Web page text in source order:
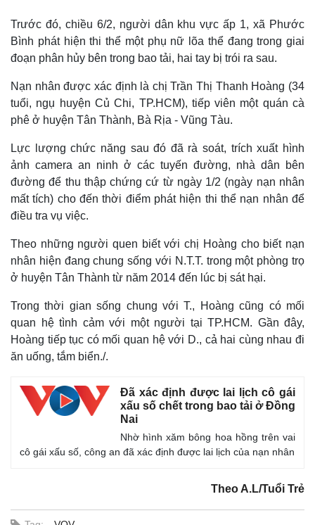
Quan sát
Cuộc sống đó đây
Video
Ảnh
Infographic
Trước đó, chiều 6/2, người dân khu vực ấp 1, xã Phước
Bình phát hiện thi thể một phụ nữ lõa thể đang trong giai
đoạn phân hủy bên trong bao tải, hai tay bị trói ra sau.
Nạn nhân được xác định là chị Trần Thị Thanh Hoàng (34
tuổi, ngụ huyện Củ Chi, TP.HCM), tiếp viên một quán cà
phê ở huyện Tân Thành, Bà Rịa - Vũng Tàu.
Lực lượng chức năng sau đó đã rà soát, trích xuất hình
ảnh camera an ninh ở các tuyến đường, nhà dân bên
đường để thu thập chứng cứ từ ngày 1/2 (ngày nạn nhân
mất tích) cho đến thời điểm phát hiện thi thể nạn nhân để
điều tra vụ việc.
Theo những người quen biết với chị Hoàng cho biết nạn
nhân hiện đang chung sống với N.T.T. trong một phòng trọ
ở huyện Tân Thành từ năm 2014 đến lúc bị sát hại.
Trong thời gian sống chung với T., Hoàng cũng có mối
quan hệ tình cảm với một người tại TP.HCM. Gần đây,
Hoàng tiếp tục có mối quan hệ với D., cả hai cùng nhau đi
ăn uống, tắm biển./.
Đã xác định được lai lịch cô gái
xấu số chết trong bao tải ở Đồng
Nai
Nhờ hình xăm bông hoa hồng trên vai
cô gái xấu số, công an đã xác định được lai lịch của nạn nhân
Theo A.L/Tuổi Trẻ